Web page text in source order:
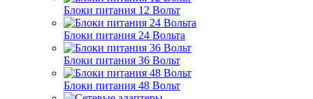
Блоки питания 12 Вольт
Блоки питания 24 Вольта
Блоки питания 36 Вольт
Блоки питания 48 Вольт